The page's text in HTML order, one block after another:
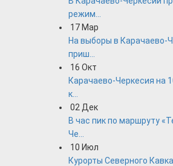
режим...
17 Мар
На выборы в Карачаево-
приш...
16 Окт
Карачаево-Черкесия на
к...
02 Дек
В час пик по маршруту
Че...
10 Июл
Курорты Северного